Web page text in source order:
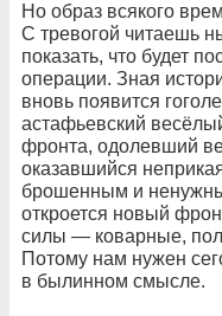
Но образ всякого
С тревогой читаешь
показать, что будет
операции. Зная
вновь появится
астафьевский
фронта, одолевший
оказавшийся
брошенным и
откроется новый
силы — коварные,
Потому нам нужен
в былинном смысле.